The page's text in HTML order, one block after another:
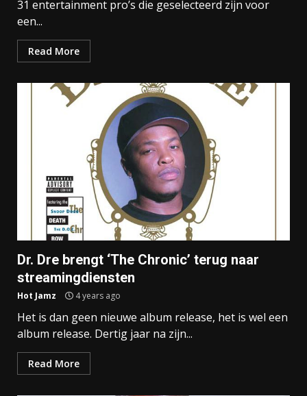
31 entertainment pro’s die geselecteerd zijn voor
een...
Read More
Dr. Dre brengt ‘The Chronic’ terug naar
streamingdiensten
Hot Jamz 4 years ago
Het is dan geen nieuwe album release, het is wel een
album release. Dertig jaar na zijn...
Read More